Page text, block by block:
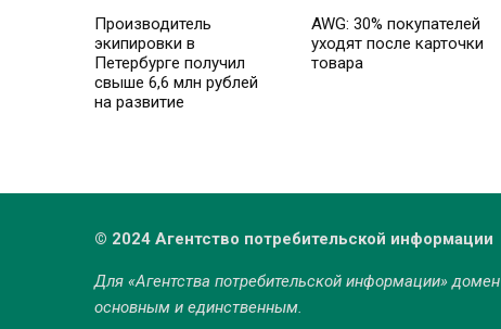
Производитель
экипировки в
Петербурге получил
свыше 6,6 млн рублей
на развитие
AWG: 30% покупателей
уходят после карточки
товара
© 2024 Агентство потребительской информации
Для «Агентства потребительской информации» домен
основным и единственным.